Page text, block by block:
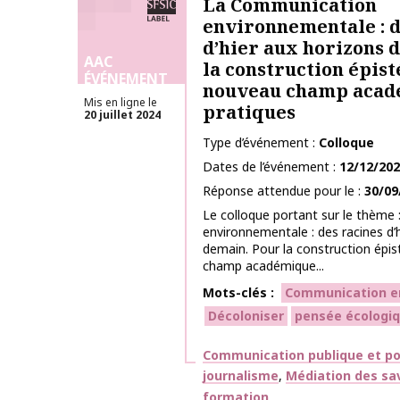
AAC
ÉVÉNEMENT
Mis en ligne le
20 juillet 2024
La Communication
environnementale :
d’hier aux horizons
la construction
nouveau champ
pratiques
Type d’événement
Colloque
Dates de l’événement
12/12/
Réponse attendue pour le
30/
Le colloque portant sur le thème
environnementale : des racines
demain. Pour la construction
champ académique...
Mots-clés
Communication
Décoloniser
pensée
Thématiques
Communication publique et
journalisme Médiation des